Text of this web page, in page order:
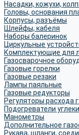
Насадки, кожухи,
Головы, основания
Корпусы, разъёмы
Шлейфы, кабеля
Наборы балеринок
Циркульные
Комплектующие для
Газосварочное
Газовые горелки
Газовые резаки
Лампы паяльные
Газовые редукторы
Регуляторы расхода
Подогреватели
Манометры
Дополнительное
Рукава, шланги,